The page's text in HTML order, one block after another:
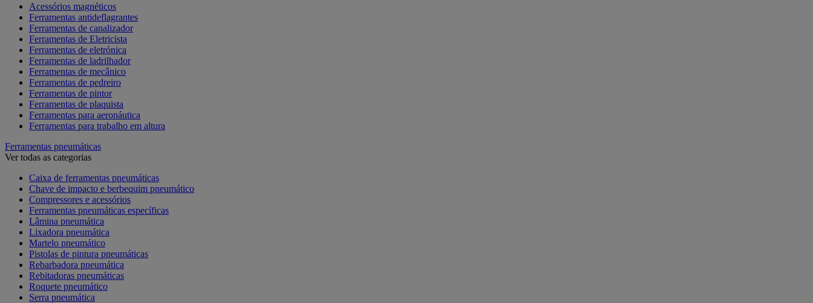
Acessórios magnéticos
Ferramentas antideflagrantes
Ferramentas de canalizador
Ferramentas de Eletricista
Ferramentas de eletrónica
Ferramentas de ladrilhador
Ferramentas de mecânico
Ferramentas de pedreiro
Ferramentas de pintor
Ferramentas de plaquista
Ferramentas para aeronáutica
Ferramentas para trabalho em altura
Ferramentas pneumáticas
Ver todas as categorias
Caixa de ferramentas pneumáticas
Chave de impacto e berbequim pneumático
Compressores e acessórios
Ferramentas pneumáticas específicas
Lâmina pneumática
Lixadora pneumática
Martelo pneumático
Pistolas de pintura pneumáticas
Rebarbadora pneumática
Rebitadoras pneumáticas
Roquete pneumático
Serra pneumática